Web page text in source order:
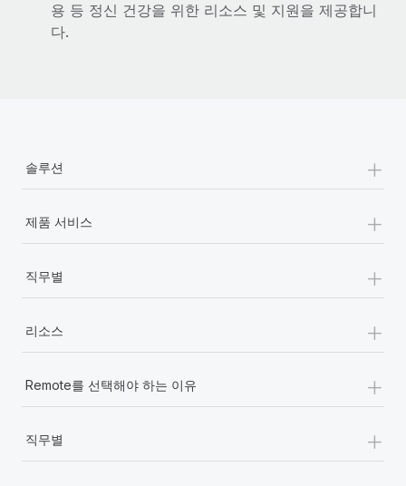
용 등 정신 건강을 위한 리소스 및 지원을 제공합니
다.
솔루션 +
제품 서비스 +
직무별 +
리소스 +
Remote를 선택해야 하는 이유 +
직무별
+